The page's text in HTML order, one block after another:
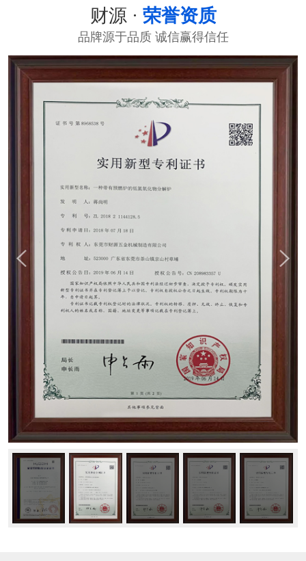
财源 · 荣誉资质
品牌源于品质 诚信赢得信任